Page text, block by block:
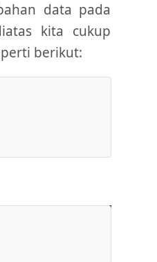
data pada
kita cukup
berikut: